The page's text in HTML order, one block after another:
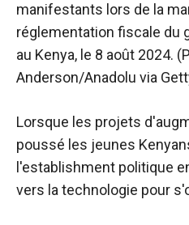
manifestants lors de la
réglementation fiscale du
au Kenya, le 8 août 2024.
Anderson/Anadolu via
Lorsque les projets
poussé les jeunes
l'establishment politique
vers la technologie pour